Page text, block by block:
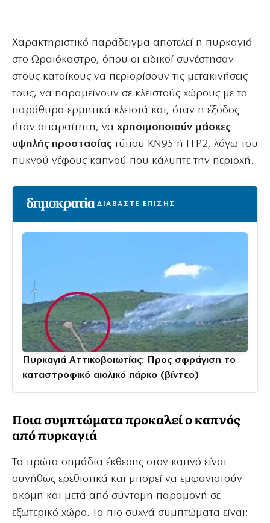
Χαρακτηριστικό παράδειγμα αποτελεί η πυρκαγιά
στο Ωραιόκαστρο, όπου οι ειδικοί συνέστησαν
στους κατοίκους να περιορίσουν τις μετακινήσεις
τους, να παραμείνουν σε κλειστούς χώρους με τα
παράθυρα ερμητικά κλειστά και, όταν η έξοδος
ήταν απαραίτητη, να χρησιμοποιούν μάσκες
υψηλής προστασίας τύπου KN95 ή FFP2, λόγω του
πυκνού νέφους καπνού που κάλυπτε την περιοχή.
ΔΙΑΒΑΣΤΕ ΕΠΙΣΗΣ
Πυρκαγιά Αττικοβοιωτίας: Προς σφράγιση το
καταστροφικό αιολικό πάρκο (βίντεο)
Ποια συμπτώματα προκαλεί ο καπνός
από πυρκαγιά
Τα πρώτα σημάδια έκθεσης στον καπνό είναι
συνήθως ερεθιστικά και μπορεί να εμφανιστούν
ακόμη και μετά από σύντομη παραμονή σε
εξωτερικό χώρο. Τα πιο συχνά συμπτώματα είναι: